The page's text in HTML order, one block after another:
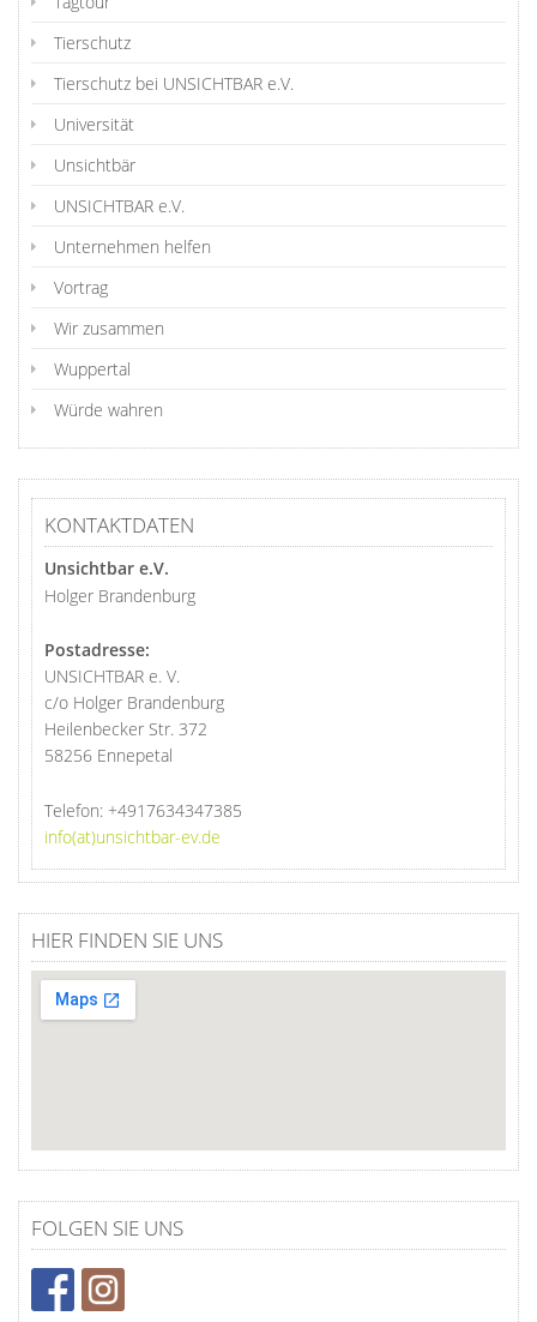
Tierschutz
Tierschutz bei UNSICHTBAR e.V.
Universität
Unsichtbär
UNSICHTBAR e.V.
Unternehmen helfen
Vortrag
Wir zusammen
Wuppertal
Würde wahren
KONTAKTDATEN
Unsichtbar e.V.
Holger Brandenburg
Postadresse:
UNSICHTBAR e. V.
c/o Holger Brandenburg
Heilenbecker Str. 372
58256 Ennepetal
Telefon: +4917634347385
info(at)unsichtbar-ev.de
HIER FINDEN SIE UNS
FOLGEN SIE UNS